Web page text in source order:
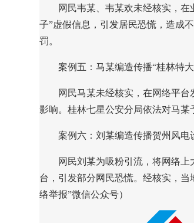
网民韦某、韦某欢未经核实，
子”虚假信息，引发居民恐慌，造成
罚。
案例五：马某编造传播“桂林特
网民马某未经核实，在网络平
影响。桂林七星公安分局依法对马某
案例六：刘某编造传播贺州风电
网民刘某为吸粉引流，将网络
台，引发部分网民恐慌。经核实，
络举报”微信公众号）